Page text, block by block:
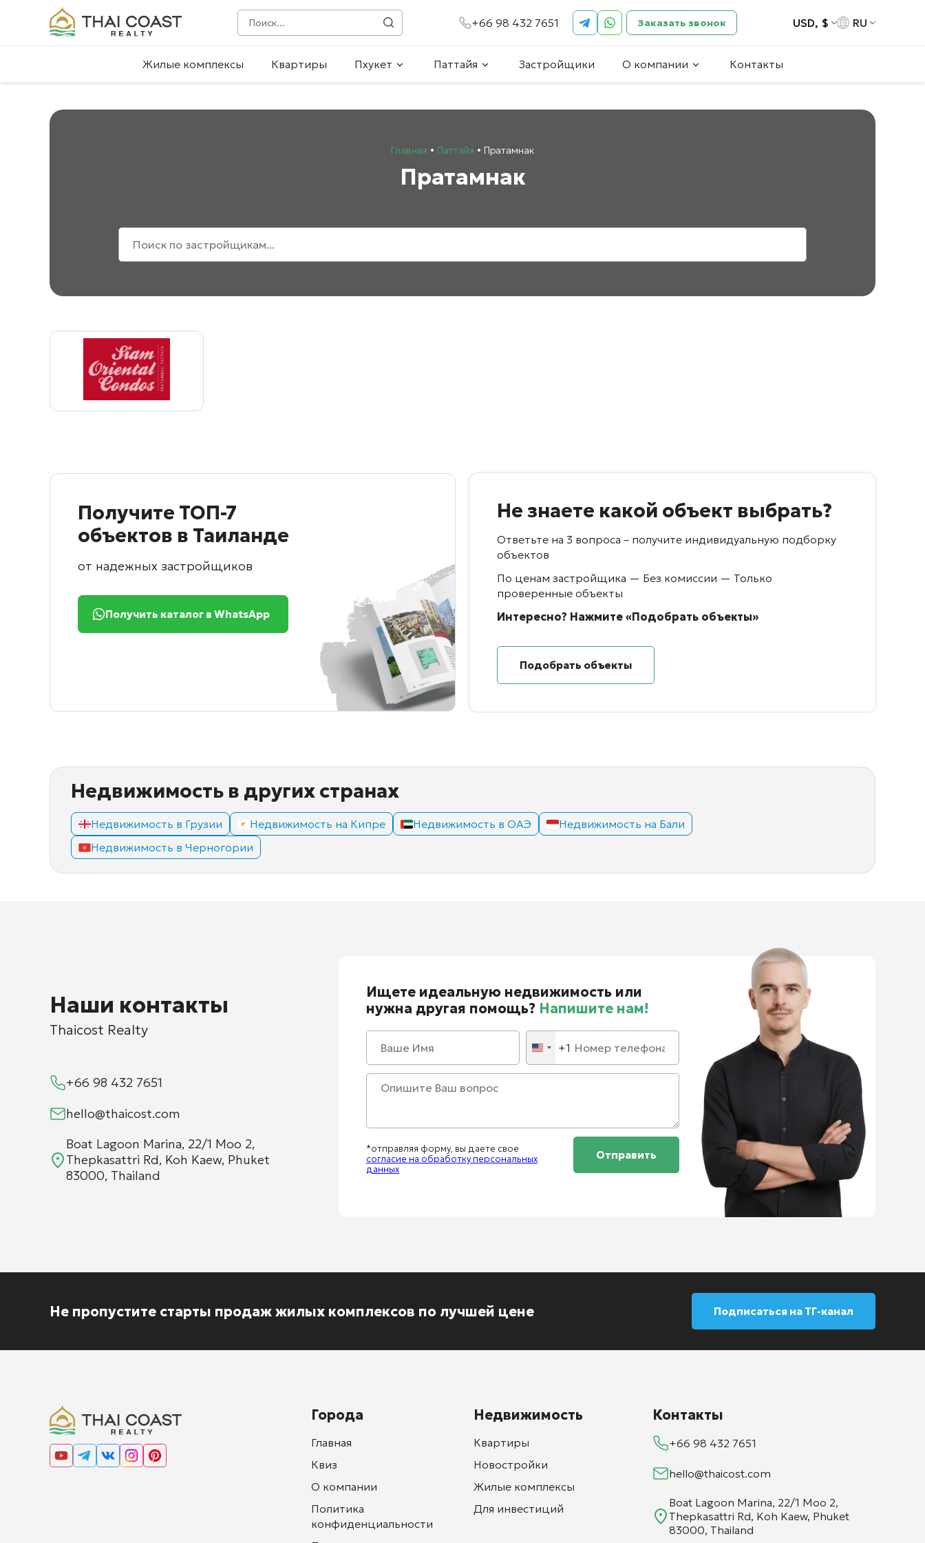
+66 98 432 7651 Заказать звонок USD, $ RU
Жилые комплексы Квартиры Пхукет Паттайя Застройщики О компании Контакты
Главная • Паттайя • Пратамнак
Пратамнак
Получите ТОП-7
объектов в Таиланде
от надежных застройщиков
Получить каталог в WhatsApp
Не знаете какой объект выбрать?
Ответьте на 3 вопроса – получите индивидуальную подборку
объектов
По ценам застройщика — Без комиссии — Только
проверенные объекты
Интересно? Нажмите «Подобрать объекты»
Подобрать объекты
Недвижимость в других странах
Недвижимость в Грузии Недвижимость на Кипре Недвижимость в ОАЭ
Недвижимость на Бали
Недвижимость в Черногории
Наши контакты
Thaicost Realty
+66 98 432 7651
hello@thaicost.com
Boat Lagoon Marina, 22/1 Moo 2,
Thepkasattri Rd, Koh Kaew, Phuket
83000, Thailand
Ищете идеальную недвижимость или
нужна другая помощь? Напишите нам!
United
States
+1
*отправляя форму, вы даете свое
согласие на обработку персональных
данных
Не пропустите старты продаж жилых комплексов по лучшей цене Подписаться на ТГ-канал
Города
Главная
Квиз
О компании
Политика
конфиденциальности
Недвижимость
Квартиры
Новостройки
Жилые комплексы
Для инвестиций
Контакты
+66 98 432 7651
hello@thaicost.com
Boat Lagoon Marina, 22/1 Moo 2,
Thepkasattri Rd, Koh Kaew, Phuket
83000, Thailand